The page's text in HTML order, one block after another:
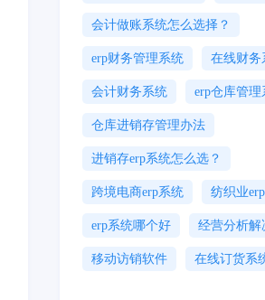
会计做账系统怎么选择？
erp财务管理系统 在线财务
会计财务系统 erp仓库管理
仓库进销存管理办法
进销存erp系统怎么选？
跨境电商erp系统 纺织业erp
erp系统哪个好 经营分析解
移动访销软件 在线订货系